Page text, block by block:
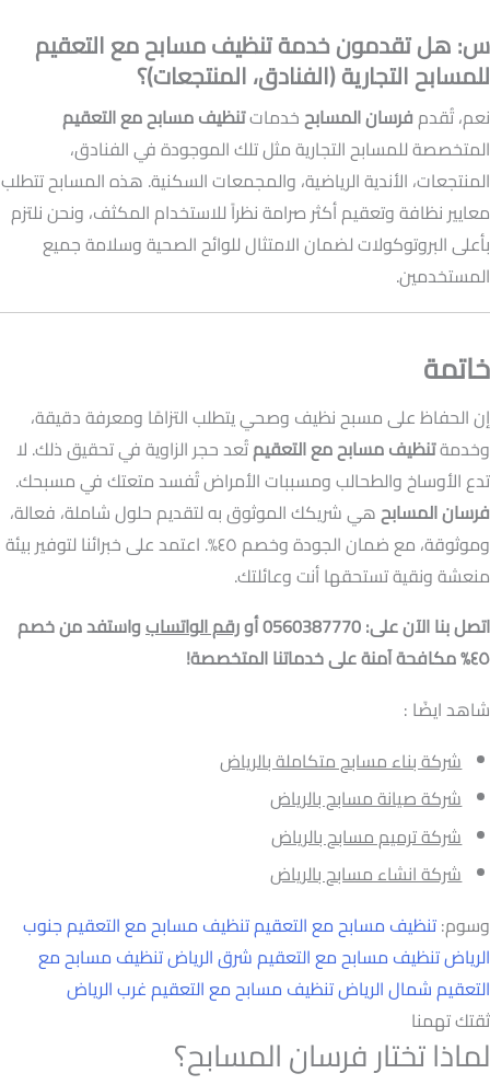
س: هل تقدمون خدمة تنظيف مسابح مع التعقيم
للمسابح التجارية (الفنادق، المنتجعات)؟
نعم، تُقدمفرسان المسابحخدماتتنظيف مسابح مع التعقيم
المتخصصة للمسابح التجارية مثل تلك الموجودة في الفنادق،
المنتجعات، الأندية الرياضية، والمجمعات السكنية. هذه المسابح تتطلب
معايير نظافة وتعقيم أكثر صرامة نظراً للاستخدام المكثف، ونحن نلتزم
بأعلى البروتوكولات لضمان الامتثال للوائح الصحية وسلامة جميع
المستخدمين.
خاتمة
إن الحفاظ على مسبح نظيف وصحي يتطلب التزامًا ومعرفة دقيقة،
وخدمةتنظيف مسابح مع التعقيمتُعد حجر الزاوية في تحقيق ذلك. لا
تدع الأوساخ والطحالب ومسببات الأمراض تُفسد متعتك في مسبحك.
فرسان المسابحهي شريكك الموثوق به لتقديم حلول شاملة، فعالة،
وموثوقة، مع ضمان الجودة وخصم ٤٥%. اعتمد على خبرائنا لتوفير بيئة
منعشة ونقية تستحقها أنت وعائلتك.
اتصل بنا الآن على: 0560387770 أو
رقم الواتسابواستفد من خصم
٤٥% مكافحة آمنة على خدماتنا المتخصصة!
شاهد ايضًا :
شركة بناء مسابح متكاملة بالرياض
شركة صيانة مسابح بالرياض
شركة ترميم مسابح بالرياض
شركة انشاء مسابح بالرياض
وسوم:تنظيف مسابح مع التعقيمتنظيف مسابح مع التعقيم جنوب
الرياضتنظيف مسابح مع التعقيم شرق الرياضتنظيف مسابح مع
التعقيم شمال الرياضتنظيف مسابح مع التعقيم غرب الرياض
ثقتك تهمنا
لماذا تختار فرسان المسابح؟